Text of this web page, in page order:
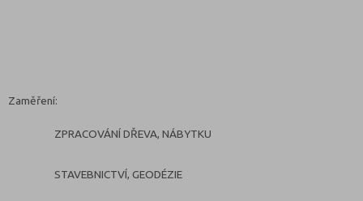
Zaměření:
ZPRACOVÁNÍ DŘEVA, NÁBYTKU
STAVEBNICTVÍ, GEODÉZIE